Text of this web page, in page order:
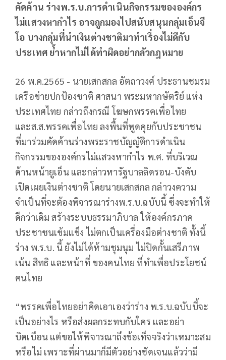
คัดค้าน ร่างพ.ร.บ.การดำเนินกิจกรรมขององค์กร
ไม่แสวงหากำไร อาจถูกมองไปสนับสนุนกลุ่มเอ็นจี
โอ บางกลุ่มที่นำเงินต่างชาติมาทำเรื่องไม่ดีกับ
ประเทศ ย้ำหากไม่ได้ทำผิดอย่ากลัวกฎหมาย
26 พ.ค.2565 - นายเสกสกล อัตถาวงศ์ ประธานชมรม
เครือข่ายปกป้องชาติ ศาสนา พระมหากษัตริย์ แห่ง
ประเทศไทย กล่าวถึงกรณี โฆษกพรรคเพื่อไทย
และส.ส.พรรคเพื่อไทย ลงพื้นที่พูดคุยกับประชาชน
ที่มาร่วมคัดค้านร่างพระราชบัญญัติการดำเนิน
กิจกรรมขององค์กรไม่แสวงหากำไร พ.ศ. ที่บริเวณ
ด้านหน้ายูเอ็น และกล่าวหารัฐบาลลิดรอน-บังคับ
เปิดเผยเงินต่างชาติ โดยนายเสกสกล กล่าวงความ
จำเป็นที่จะต้องพิจารณาร่างพ.ร.บ.ฉบับนี้ ซึ่งจะทำให้
ดีกว่าเดิม สร้างระบบธรรมาภิบาล ให้องค์กรภาค
ประชาชนเข้มแข็ง ไม่ตกเป็นเครื่องมือต่างชาติ ทั้งนี้
ร่าง พ.ร.บ. นี้ ยังไม่ได้ห้ามชุมนุม ไม่ปิดกั้นเสรีภาพ
เน้น สิทธิ และหน้าที่ ของคนไทย ที่ทำเพื่อประโยชน์
คนไทย
“พรรคเพื่อไทยอย่าคิดเอาเองว่าร่าง พ.ร.บ.ฉบับบี้จะ
เป็นอย่างไร หรือส่งผลกระทบกับใคร และอย่า
บิดเบือน แต่ขอให้พิจารณาถึงข้อเท็จจริงว่าเหมาะสม
หรือไม่ เพราะที่ผ่านมาก็มีตัวอย่างชัดเจนแล้วว่ามี